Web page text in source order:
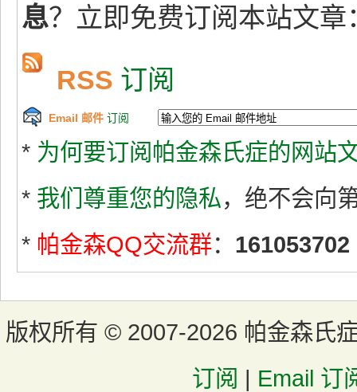
息？立即免费订阅本站文章
RSS 订阅
Email 邮件 订阅
* 为何要订阅帕金森氏症的网站
* 我们尊重您的隐私，绝不会向
* 帕金森QQ交流群： 161053702
版权所有 © 2007-2026 帕金森氏
订阅 | Email 订